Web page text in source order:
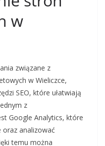
w
związane z
w Wieliczce,
SEO, które ułatwiają
z
Google Analytics, które
oraz analizować
temu można